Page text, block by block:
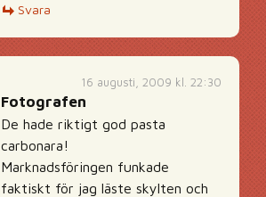
Svara
16 augusti, 2009 kl. 22:30
Fotografen
De hade riktigt god pasta
carbonara!
Marknadsföringen funkade
faktiskt för jag läste skylten och